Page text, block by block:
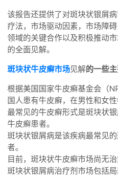
该报告还提供了对斑块状银屑
疗法，市场驱动因素，市场障
领域的关键合作以及积极推动
的全面见解。
斑块状牛皮癣市场见解的一些
根据美国国家牛皮癣基金会（
国人患有牛皮癣，在男性和女
最常见的牛皮癣形式是斑块状
牛皮癣患者。
斑块状银屑病是该疾病最常见
者。
目前，斑块状牛皮癣市场尚无治
斑块状银屑病治疗剂市场包括